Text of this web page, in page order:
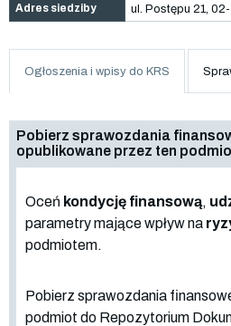
Adres siedziby ul. Postępu 21,
Ogłoszenia i wpisy do KRS
Pobierz sprawozdania
opublikowane przez ten
Oceń kondycję finansową,
parametry mające wpływ na
podmiotem.
Pobierz sprawozdania
podmiot do Repozytorium